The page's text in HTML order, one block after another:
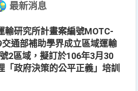
最新消息
輸研究所計畫案編號MOTC-
通部補助學界成立區域運輸
2區域，擬訂於106年3月30
「政府決策的公平正義」培訓